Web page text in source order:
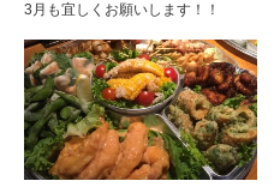
3月も宜しくお願いします！！